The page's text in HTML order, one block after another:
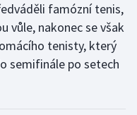
famózní tenis,
vůle, nakonec se však
tenisty, který
semifinále po setech